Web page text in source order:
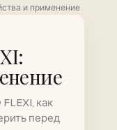
и применение
как
перед